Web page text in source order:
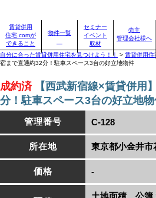
賃貸併用住宅物件情報
自分に合った賃貸併用住宅を見つけよう！｜ > 賃貸併用住
宿まで直通約32分！駐車スペース3台の好立地物件
成約済【西武新宿線×賃貸併用
分！駐車スペース3台の好立地
管理番号 C-128
所在地 東京都小金井市
価格 -
土地面積 公簿
賃貸併用
住宅.comが
できること
物件一覧
セミナー
イベント
取材
売主
管理会社様へ